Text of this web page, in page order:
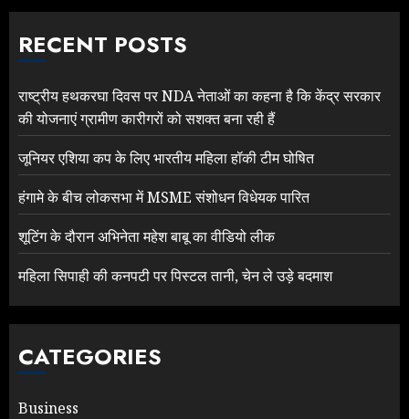
RECENT POSTS
राष्ट्रीय हथकरघा दिवस पर NDA नेताओं का कहना है कि केंद्र सरकार
की योजनाएं ग्रामीण कारीगरों को सशक्त बना रही हैं
जूनियर एशिया कप के लिए भारतीय महिला हॉकी टीम घोषित
हंगामे के बीच लोकसभा में MSME संशोधन विधेयक पारित
शूटिंग के दौरान अभिनेता महेश बाबू का वीडियो लीक
महिला सिपाही की कनपटी पर पिस्टल तानी, चेन ले उड़े बदमाश
CATEGORIES
Business